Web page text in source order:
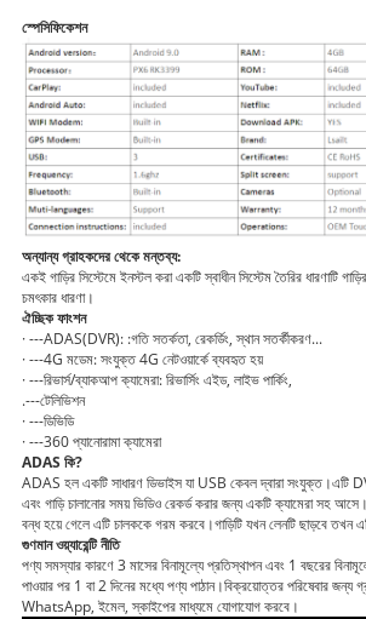
স্পেসিফিকেশন
অন্যান্য গ্রাহকদের থেকে মন্তব্য:
একই গাড়ির সিস্টেমে ইনস্টল করা একটি স্বাধীন সিস্টেম তৈরির ধারণাটি
চমৎকার ধারণা।
ঐচ্ছিক ফাংশন
· ---ADAS(DVR): :গতি সতর্কতা, রেকর্ডিং, স্থান সতর্কীকরণ...
· ---4G মডেম: সংযুক্ত 4G নেটওয়ার্কে ব্যবহৃত হয়
· ---রিভার্স/ব্যাকআপ ক্যামেরা: রিভার্সিং এইড, লাইভ পার্কিং,
.---টেলিভিশন
· ---ডিভিডি
· ---360 প্যানোরামা ক্যামেরা
ADAS কি?
ADAS হল একটি সাধারণ ডিভাইস যা USB কেবল দ্বারা সংযুক্ত।এটি
এবং গাড়ি চালানোর সময় ভিডিও রেকর্ড করার জন্য একটি ক্যামেরা সহ
বন্ধ হয়ে গেলে এটি চালককে গরম করবে।গাড়িটি যখন লেনটি ছাড়বে তখন
গুণমান ওয়্যারেন্টি নীতি
পণ্য সমস্যার কারণে 3 মাসের বিনামূল্যে প্রতিস্থাপন এবং 1 বছরের
পাওয়ার পর 1 বা 2 দিনের মধ্যে পণ্য পাঠান।বিক্রয়োত্তর পরিষেবার জন্য
WhatsApp, ইমেল, স্কাইপের মাধ্যমে যোগাযোগ করবে।